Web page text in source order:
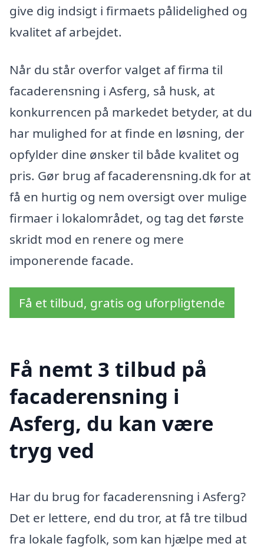
give dig indsigt i firmaets pålidelighed og
kvalitet af arbejdet.
Når du står overfor valget af firma til
facaderensning i Asferg, så husk, at
konkurrencen på markedet betyder, at du
har mulighed for at finde en løsning, der
opfylder dine ønsker til både kvalitet og
pris. Gør brug af facaderensning.dk for at
få en hurtig og nem oversigt over mulige
firmaer i lokalområdet, og tag det første
skridt mod en renere og mere
imponerende facade.
Få et tilbud, gratis og uforpligtende
Få nemt 3 tilbud på
facaderensning i
Asferg, du kan være
tryg ved
Har du brug for facaderensning i Asferg?
Det er lettere, end du tror, at få tre tilbud
fra lokale fagfolk, som kan hjælpe med at